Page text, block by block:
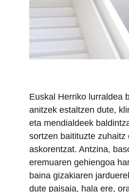
Euskal Herriko lurraldea
anitzek estaltzen dute,
eta mendialdeek
sortzen baitituzte zuhaitz
askorentzat. Antzina,
eremuaren gehiengoa
baina gizakiaren
dute paisaia, hala ere,